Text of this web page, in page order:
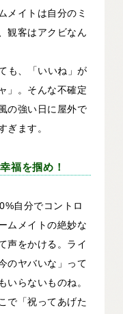
メイトは自分のミ
観客はアクビなん
も、「いいね」が
」。そんな不確定
の強い日に屋外で
ぎます。
福を掴め！
自分でコントロ
ムメイトの絶妙な
声をかける。ライ
のヤバいな」って
いらないものね。
で「祝ってあげた